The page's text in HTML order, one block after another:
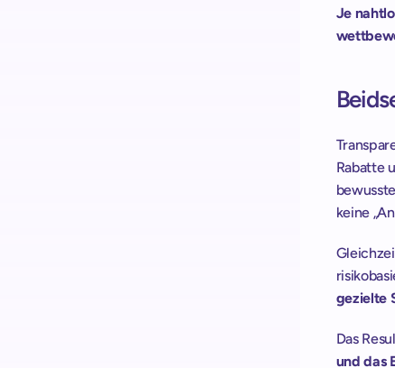
Je
Rabatte
keine
gezielte
Das
und das